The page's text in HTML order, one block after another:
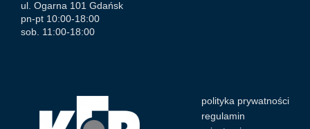
ul. Ogarna 101 Gdańsk
pn-pt 10:00-18:00
sob. 11:00-18:00
polityka prywatności
regulamin